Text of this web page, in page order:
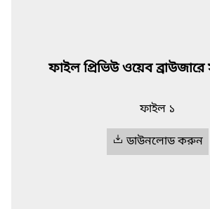
ফাইল প্রিভিউ ওয়েব
ফাইল ১
ডাউনলোড করুন